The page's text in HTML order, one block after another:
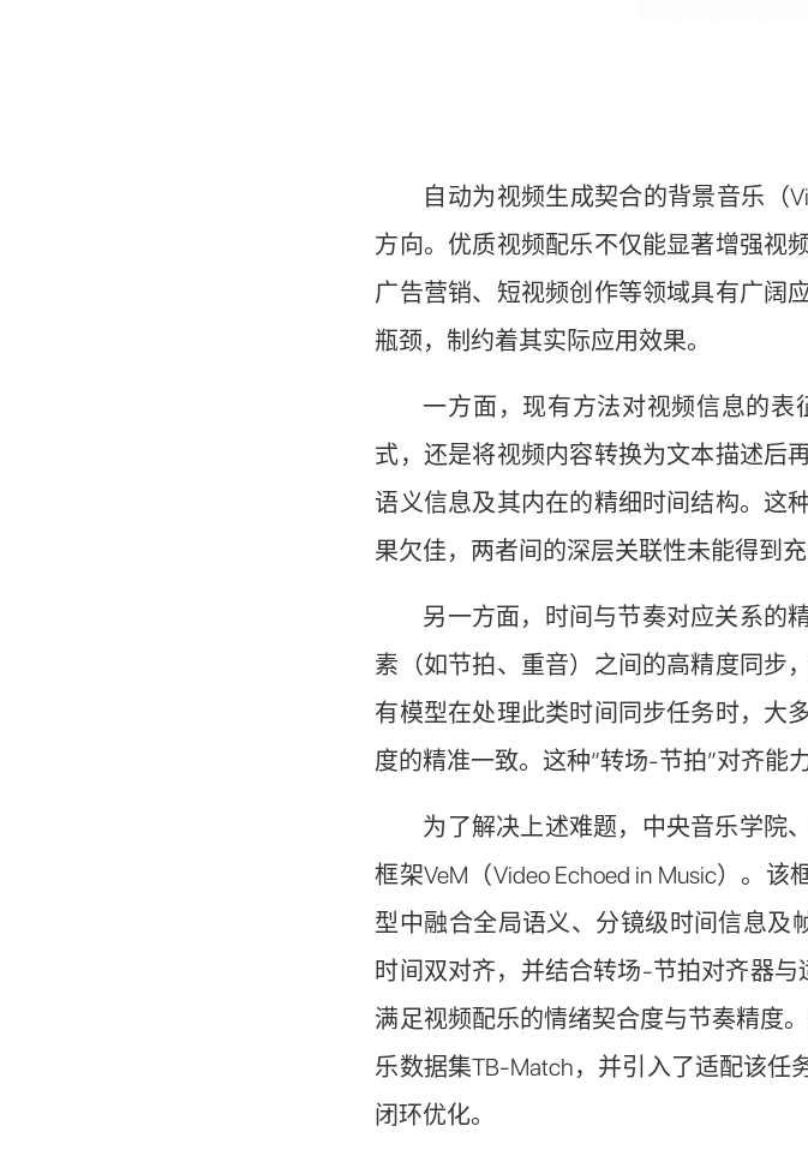
自动为视频生成契合的背景音乐（
方向。优质视频配乐不仅能显著增强视
广告营销、短视频创作等领域具有广阔
瓶颈，制约着其实际应用效果。
一方面，现有方法对视频信息的
式，还是将视频内容转换为文本描述后
语义信息及其内在的精细时间结构。这
果欠佳，两者间的深层关联性未能得到充
另一方面，时间与节奏对应关系的
素（如节拍、重音）之间的高精度同步
有模型在处理此类时间同步任务时，大
度的精准一致。这种“转场-节拍”对齐能
为了解决上述难题，中央音乐学院
框架VeM（Video Echoed in Music）。
型中融合全局语义、分镜级时间信息及
时间双对齐，并结合转场-节拍对齐器
满足视频配乐的情绪契合度与节奏精度
乐数据集TB-Match，并引入了适配该
闭环优化。